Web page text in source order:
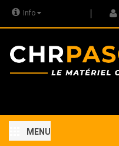
Info
MENU